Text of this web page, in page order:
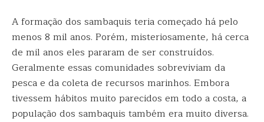
A formação dos sambaquis teria começado há pelo
menos 8 mil anos. Porém, misteriosamente, há cerca
de mil anos eles pararam de ser construídos.
Geralmente essas comunidades sobreviviam da
pesca e da coleta de recursos marinhos. Embora
tivessem hábitos muito parecidos em todo a costa, a
população dos sambaquis também era muito diversa.